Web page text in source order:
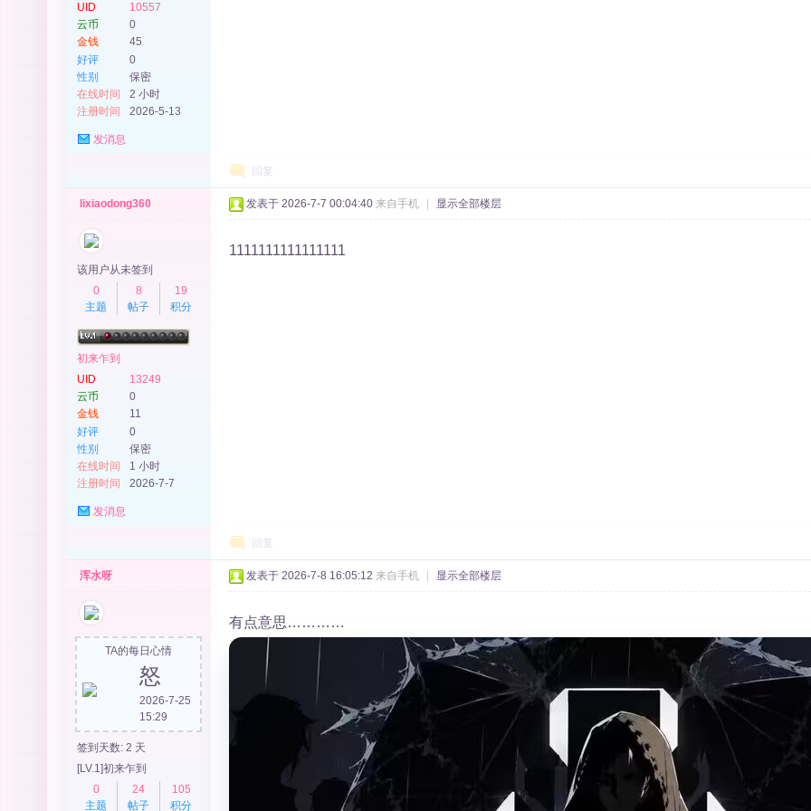
UID
10557
云币
0
金钱
45
好评
0
性别
保密
在线时间
2 小时
注册时间
2026-5-13
发消息
回复
lixiaodong360
该用户从未签到
0
主题
8
帖子
19
积分
初来乍到
UID
13249
云币
0
金钱
11
好评
0
性别
保密
在线时间
1 小时
注册时间
2026-7-7
发消息
发表于 2026-7-7 00:04:40 来自手机 显示全部楼层
1111111111111111
回复
浑水呀
TA的每日心情
怒
2026-7-25
15:29
签到天数: 2 天
[LV.1]初来乍到
0
主题
24
帖子
105
积分
发表于 2026-7-8 16:05:12 来自手机 显示全部楼层
有点意思…………